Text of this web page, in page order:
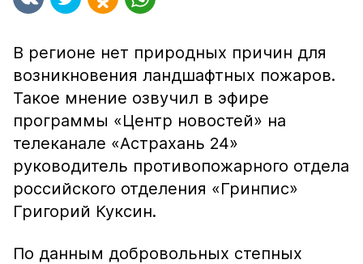
В регионе нет природных причин для
возникновения ландшафтных пожаров.
Такое мнение озвучил в эфире
программы «Центр новостей» на
телеканале «Астрахань 24»
руководитель противопожарного отдела
российского отделения «Гринпис»
Григорий Куксин.
По данным добровольных степных